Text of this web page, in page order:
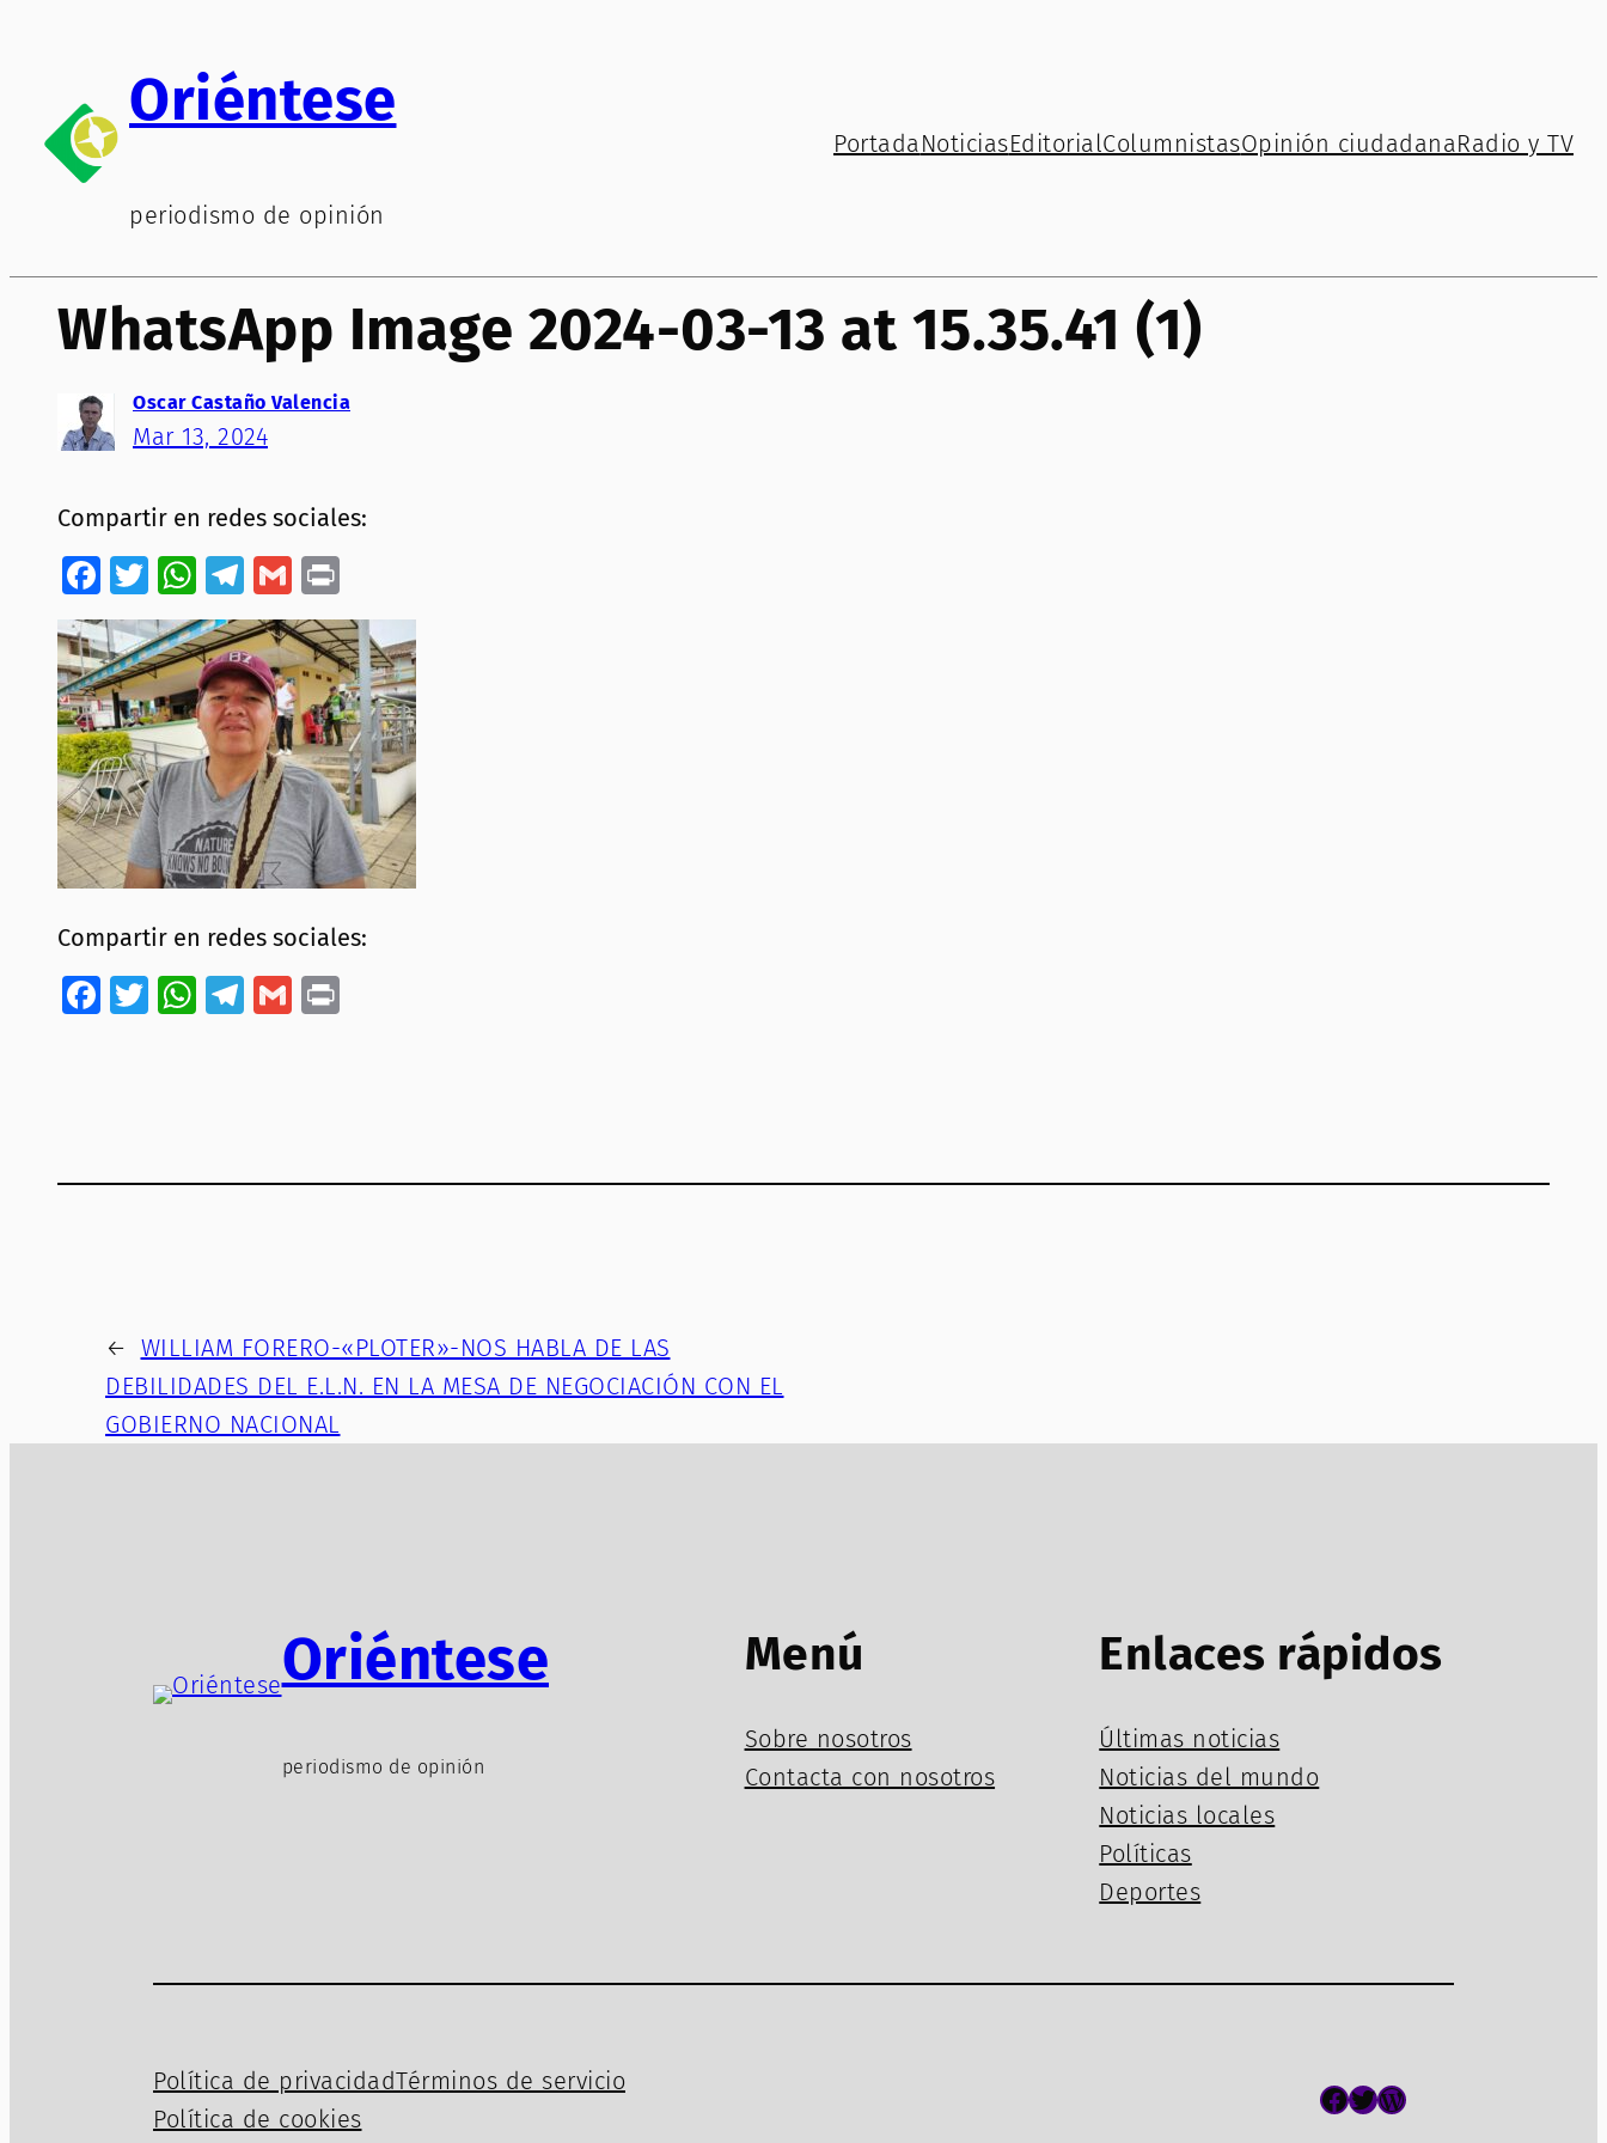
contenido
Oriéntese
periodismo de opinión
Portada NoticiasEditorialColumnistasOpinión ciudadanaRadio y TV
WhatsApp Image 2024-03-13 at 15.35.41 (1)
Oscar Castaño Valencia
Mar 13, 2024
Compartir en redes sociales:
Facebook
Twitter
WhatsApp
Telegram
Gmail
Compartir en redes sociales:
Facebook
Twitter
WhatsApp
Telegram
Gmail
← WILLIAM FORERO-«PLOTER»-NOS HABLA DE LAS
DEBILIDADES DEL E.L.N. EN LA MESA DE NEGOCIACIÓN CON EL
GOBIERNO NACIONAL
Oriéntese
periodismo de opinión
Menú
Sobre nosotros
Contacta con nosotros
Enlaces rápidos
Últimas noticias
Noticias del mundo
Noticias locales
Políticas
Deportes
Política de privacidadTérminos de servicio
Política de cookies
Facebook Twitter WordPress